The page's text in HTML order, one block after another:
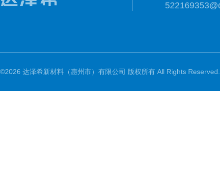
©2026 达泽希新材料（惠州市）有限公司 版权所有 All Rights Reserved.